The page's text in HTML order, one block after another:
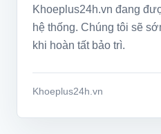
Khoeplus24h.vn đang
hệ thống. Chúng tôi sẽ
khi hoàn tất bảo trì.
Khoeplus24h.vn